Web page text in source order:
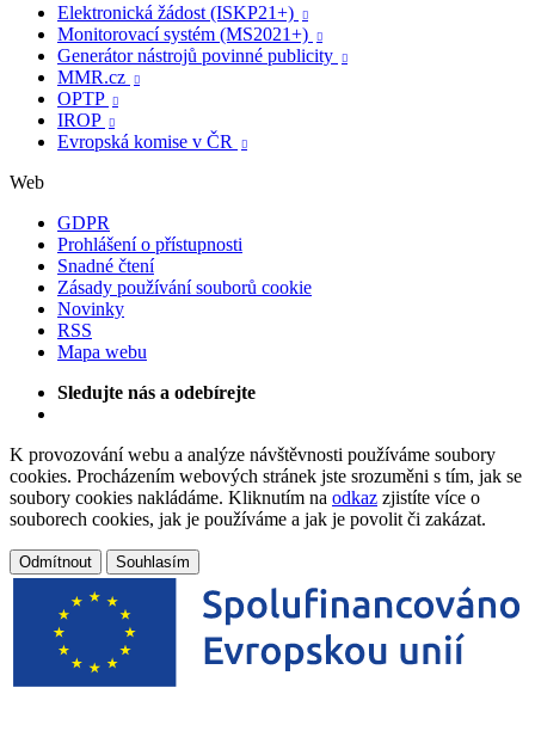
Elektronická žádost (ISKP21+)

Monitorovací systém (MS2021+) 
Generátor nástrojů povinné publicity 
MMR.cz 
OPTP 
IROP 
Evropská komise v ČR 
Web
GDPR
Prohlášení o přístupnosti
Snadné čtení
Zásady používání souborů cookie
Novinky
RSS
Mapa webu
Sledujte nás a odebírejte
K provozování webu a analýze návštěvnosti používáme soubory
cookies. Procházením webových stránek jste srozuměni s tím, jak se
soubory cookies nakládáme. Kliknutím na odkaz zjistíte více o
souborech cookies, jak je používáme a jak je povolit či zakázat.
Odmítnout Souhlasím